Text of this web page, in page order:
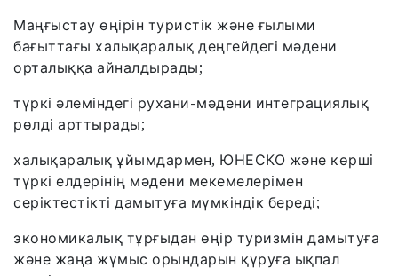
Маңғыстау өңірін туристік және ғылыми
бағыттағы халықаралық деңгейдегі мәдени
орталыққа айналдырады;
түркі әлеміндегі рухани-мәдени интеграциялық
рөлді арттырады;
халықаралық ұйымдармен, ЮНЕСКО және көрші
түркі елдерінің мәдени мекемелерімен
серіктестікті дамытуға мүмкіндік береді;
экономикалық тұрғыдан өңір туризмін дамытуға
және жаңа жұмыс орындарын құруға ықпал